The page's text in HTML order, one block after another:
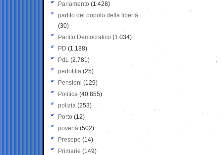
Parlamento (1.428)
partito del popolo della libertà
(30)
Partito Democratico (1.034)
PD (1.188)
PdL (2.781)
pedofilia (25)
Pensioni (129)
Politica (40.855)
polizia (253)
Porto (12)
povertà (502)
Presepe (14)
Primarie (149)